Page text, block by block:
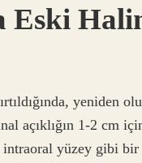
Eski
yeniden
açıklığın 1-2 cm
yüzey gibi bir